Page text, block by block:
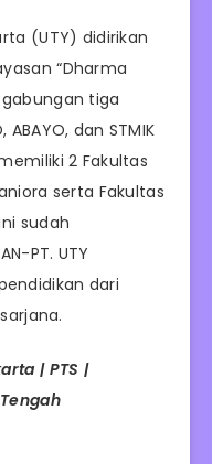
(UTY) didirikan
“Dharma
gabungan tiga
dan STMIK
2 Fakultas
serta Fakultas
sudah
PT. UTY
dari
| PTS |